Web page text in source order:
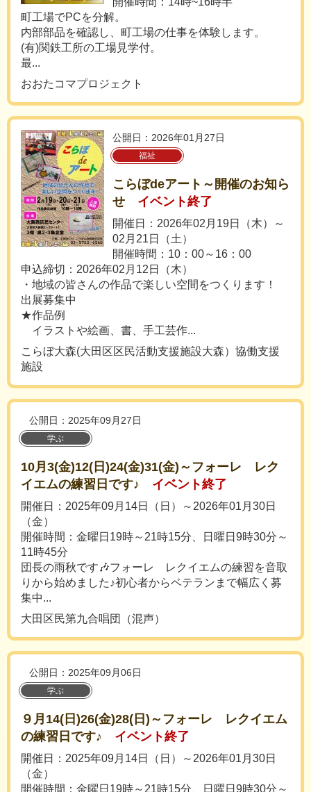
町工場でPCを分解。
内部部品を確認し、町工場の仕事を体験します。
(有)関鉄工所の工場見学付。
最...
おおたコマプロジェクト
公開日：2026年01月27日
福祉
こらぼdeアート～開催のお知ら
せ
イベント終了
開催日：2026年02月19日（木）～
02月21日（土）
開催時間：10：00～16：00
申込締切：2026年02月12日（木）
・地域の皆さんの作品で楽しい空間をつくります！
出展募集中
★作品例
イラストや絵画、書、手工芸作...
こらぼ大森(大田区区民活動支援施設大森）協働支援
施設
公開日：2025年09月27日
学ぶ
10月3(金)12(日)24(金)31(金)～フォーレ レク
イエムの練習日です♪
イベント終了
開催日：2025年09月14日（日）～2026年01月30日
（金）
開催時間：金曜日19時～21時15分、日曜日9時30分～
11時45分
団長の雨秋です🎶フォーレ レクイエムの練習を音取
りから始めました♪初心者からベテランまで幅広く募
集中...
大田区民第九合唱団（混声）
公開日：2025年09月06日
学ぶ
９月14(日)26(金)28(日)～フォーレ レクイエム
の練習日です♪
イベント終了
開催日：2025年09月14日（日）～2026年01月30日
（金）
開催時間：金曜日19時～21時15分、日曜日9時30分～